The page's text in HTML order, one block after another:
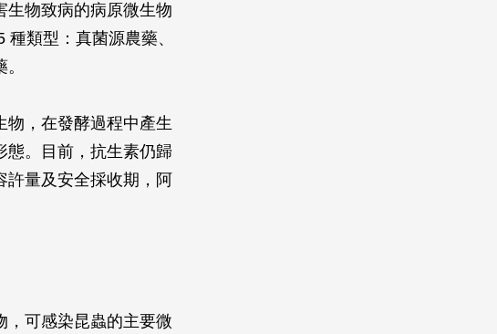
物致病的病原微生物
類型：真菌源農藥、
，在發酵過程中產生
態。目前，抗生素仍歸
許量及安全採收期，阿
，可感染昆蟲的主要微